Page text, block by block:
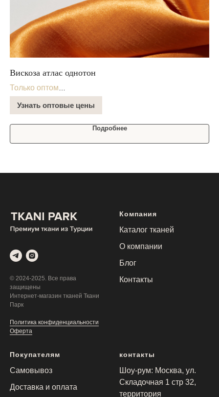
Вискоза атлас однотон
Только оптом
Узнать оптовые цены
Подробнее
© 2024-2025. Все права
защищены
Интернет-магазин тканей Ткани
Парк
Политика конфиденциальности
Оферта
Компания
Каталог тканей
О компании
Блог
Контакты
Покупателям
Самовывоз
Доставка и оплата
контакты
Шоу-рум: Москва, ул.
Складочная 1 стр 32,
территория